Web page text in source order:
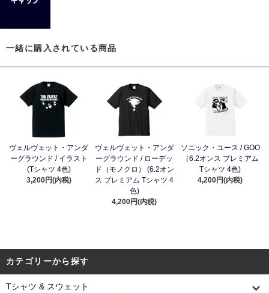
一緒に購入されている商品
ヴェルヴェット・アンダ
ーグラウンド / イラスト
(Tシャツ 4色)
3,200円(内税)
ヴェルヴェット・アンダ
ーグラウンド / ローデッ
ド（モノクロ） (6.2オン
ス プレミアム Tシャツ 4
色)
4,200円(内税)
ソニック・ユース / GOO
（6.2オンス プレミアム
Tシャツ 4色)
4,200円(内税)
カテゴリーから探す
Tシャツ & スウェット